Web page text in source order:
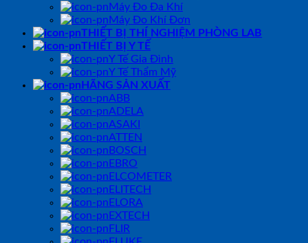
Máy Đo Đa Khí
Máy Đo Khí Đơn
THIẾT BỊ THÍ NGHIỆM PHÒNG LAB
THIẾT BỊ Y TẾ
Y Tế Gia Đình
Y Tế Thẩm Mỹ
HÃNG SẢN XUẤT
ABB
ADELA
ASAKI
ATTEN
BOSCH
EBRO
ELCOMETER
ELITECH
ELORA
EXTECH
FLIR